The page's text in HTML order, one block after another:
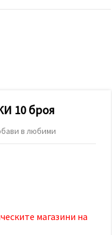
10 броя
в любими
магазини на